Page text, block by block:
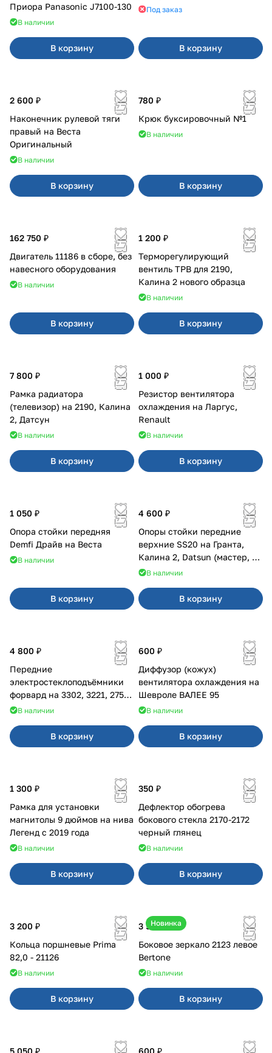
Приора Panasonic J7100-130
В наличии
В корзину
Под заказ
В корзину
2 600 ₽
Наконечник рулевой тяги
правый на Веста
Оригинальный
В наличии
В корзину
780 ₽
Крюк буксировочный №1
В наличии
В корзину
162 750 ₽
Двигатель 11186 в сборе, без
навесного оборудования
В наличии
В корзину
1 200 ₽
Терморегулирующий
вентиль ТРВ для 2190,
Калина 2 нового образца
В наличии
В корзину
7 800 ₽
Рамка радиатора
(телевизор) на 2190, Калина
2, Датсун
В наличии
В корзину
1 000 ₽
Резистор вентилятора
охлаждения на Ларгус,
Renault
В наличии
В корзину
1 050 ₽
Опора стойки передняя
Demfi Драйв на Веста
В наличии
В корзину
4 600 ₽
Опоры стойки передние
верхние SS20 на Гранта,
Калина 2, Datsun (мастер, с
ЭлУР, с подшипником) 2шт
В наличии
В корзину
4 800 ₽
Передние
электростеклоподъёмники
форвард на 3302, 3221, 2752,
2217В наличии
В корзину
600 ₽
Диффузор (кожух)
вентилятора охлаждения на
Шевроле ВАЛЕЕ 95
В наличии
В корзину
1 300 ₽
Рамка для установки
магнитолы 9 дюймов на нива
Легенд с 2019 года
В наличии
В корзину
350 ₽
Дефлектор обогрева
бокового стекла 2170-2172
черный глянец
В наличии
В корзину
3 200 ₽
Кольца поршневые Prima
82,0 - 21126
В наличии
В корзину
Новинка
3 500 ₽
Боковое зеркало 2123 левое
Bertone
В наличии
В корзину
5 050 ₽ 600 ₽